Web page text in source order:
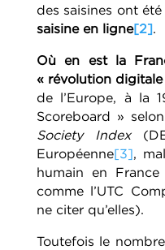
des saisines ont
saisine en ligne[2].
Où en est la
« révolution digitale
de l’Europe, à la
Scoreboard »
Society Index
Européenne[3],
humain en
comme l’UTC
ne citer qu’elles).
Toutefois le